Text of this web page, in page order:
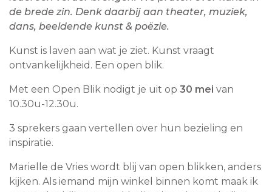
de brede zin. Denk daarbij aan theater, muziek,
dans, beeldende kunst & poëzie.
Kunst is laven aan wat je ziet. Kunst vraagt
ontvankelijkheid. Een open blik.
Met een Open Blik nodigt je uit op 30 mei van
10.30u-12.30u.
3 sprekers gaan vertellen over hun bezieling en
inspiratie.
Marielle de Vries wordt blij van open blikken, anders
kijken. Als iemand mijn winkel binnen komt maak ik